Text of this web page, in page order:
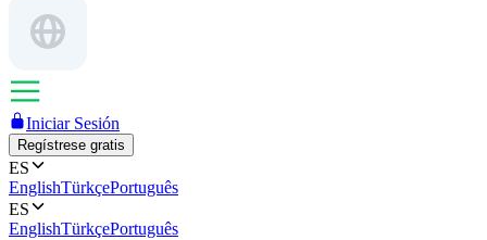
Iniciar Sesión
Regístrese gratis
ES
EnglishTürkçePortuguês
ES
EnglishTürkçePortuguês